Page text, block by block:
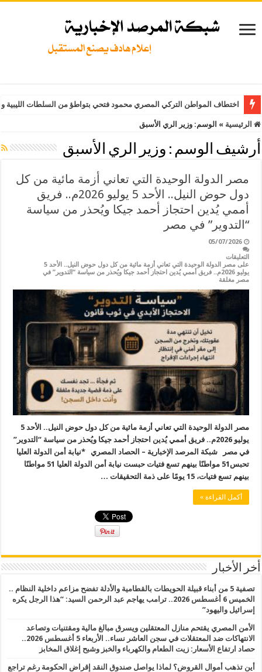
اختطاف المواطن التركي المصري محمود فتحي بتواطؤ من السلطات
الرئيسية » الوسم: وزير الري الأسبق
أرشيف الوسم : وزير الري الأسبق
مصر الدولة الوحيدة التي تعاني أزمة مائية من كل
دول حوض النيل.. الأحد 5 يوليو 2026م.. فريق
أممي يُدين احتجاز أحمد جيكا ويُحذر من سياسة
“التدوير” في مصر
05/07/2026
التعليقات
على مصر الدولة الوحيدة التي تعاني أزمة مائية من كل دول حوض النيل.. الأحد 5
يوليو 2026م.. فريق أممي يُدين احتجاز أحمد جيكا ويُحذر من سياسة “التدوير” في
مصر مغلقة
مصر الدولة الوحيدة التي تعاني أزمة مائية من كل دول حوض النيل.. الأحد 5
يوليو 2026م.. فريق أممي يُدين احتجاز أحمد جيكا ويُحذر من سياسة “التدوير”
في مصر شبكة المرصد الإخبارية – الحصاد المصري *نيابة أمن الدولة العليا
تحبس51 مواطنًا بينهم تسع فتيات حبست نيابة أمن الدولة العليا 51 مواطنًا
بينهم تسع فتيات، 15 يومًا على ذمة التحقيقات …
أكمل القراءة »
أخر الأخبار
تصفية 5 من أبناء قبيلة الحويطات بالقطامية والأدلة تفضح مزاعم داخلية النظام ..
الخميس 6 أغسطس 2026.. ترامب يهاجم عبد الرحمن السيد: “هذا الرجل يكره
إسرائيل واليهود”
الأمن المصري يقتحم منازل المعتقلين ويسرق مبالغ مالية ومقتنيات وتصاعد
الانتهاكات ضد المعتقلات في سجن العاشر نساء.. الأربعاء 5 أغسطس 2026..
حصاد ارتفاع الأسعار: زيت الطعام والكهرباء والخبز وشبح إغلاق المخابز
أين تذهب أموال القروض؟ لماذا يواصل صندوق النقد إقراض الحكومة رغم تراجع